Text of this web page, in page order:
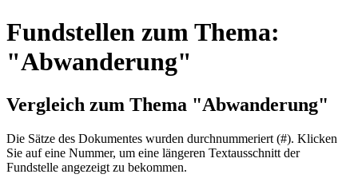
Fundstellen zum Thema:
"Abwanderung"
Vergleich zum Thema "Abwanderung"
Die Sätze des Dokum­entes wurden durch­nummeriert (#). Klicken
Sie auf eine Nummer, um eine längeren Textausschnitt der
Fundstelle angezeigt zu bekommen.